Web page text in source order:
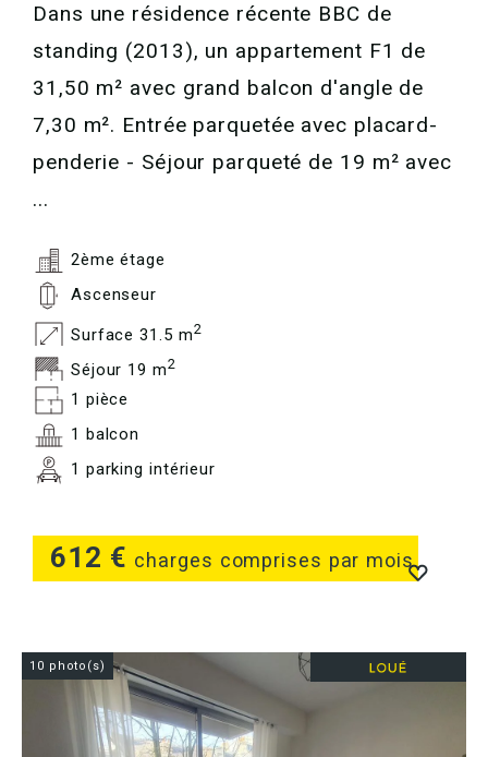
612 € charges comprises par mois
Dans une résidence récente BBC de
standing (2013), un appartement F1 de
31,50 m² avec grand balcon d'angle de
7,30 m². Entrée parquetée avec placard-
penderie - Séjour parqueté de 19 m² avec
...
2ème étage
Ascenseur
Surface 31.5 m2
Séjour 19 m2
1 pièce
1 balcon
1 parking intérieur
10 photo(s)